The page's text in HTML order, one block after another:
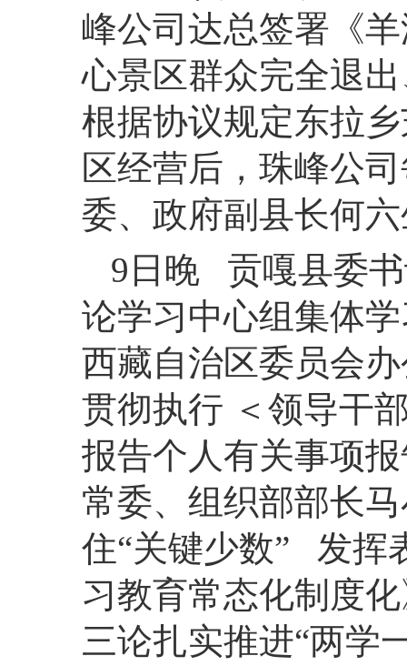
峰公司达总签署《
心景区群众完全退
根据协议规定东拉
区经营后，珠峰公
委、政府副县长何
9日晚 贡嘎县委书
论学习中心组集体
西藏自治区委员会
贯彻执行 ＜领导干
报告个人有关事项
常委、组织部部长
住“关键少数” 发挥
习教育常态化制度
三论扎实推进“两学